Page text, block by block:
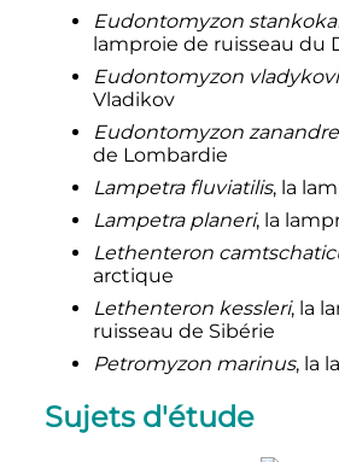
Eudontomyzon
lamproie de ruisseau du
Eudontomyzon vladykovi
Vladikov
Eudontomyzon
de Lombardie
Lampetra fluviatilis, la
Lampetra planeri, la
Lethenteron
arctique
Lethenteron kessleri, la
ruisseau de Sibérie
Petromyzon marinus, la
Sujets d'étude